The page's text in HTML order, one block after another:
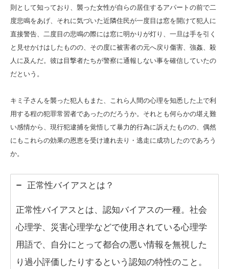
則として知っており、襲った女性が自らの居住するアパートの前で二
度悲鳴をあげ、それに気づいた近隣住民が一度目は窓を開けて犯人に
直接警告、二度目の悲鳴の際には窓に明かりが灯り、一旦は手を引く
と見せかけはしたものの、その度に被害者の元へ戻り傷害、強姦、殺
人に及んだ。彼は目撃者たちが警察に通報しない事を確信していたの
だという。
キミ子さんを襲った犯人もまた、これら人間の心理を知悉した上で利
用する程の犯罪常習者であったのだろうか。それとも何らかの堪え難
い感情から、現行犯逮捕を覚悟して暴力的行為に訴えたものの、偶然
にもこれらの効果の恩恵を受け連れ去り・逃走に成功したのであろう
か。
正常性バイアスとは？
正常性バイアスとは、認知バイアスの一種。社会
心理学、災害心理学などで使用されている心理学
用語で、自分にとって都合の悪い情報を無視した
り過小評価したりするという認知の特性のこと。